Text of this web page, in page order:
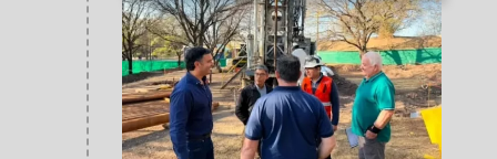
05/08/2026 La obra permitirá
incrementar la disponibilidad de agua
potable y mejorar la presión del servicio
en barrio Gran Bourg. Forma parte del
plan de infraestructura que impulsa el
Gobierno de Gustavo Sáenz para
fortalecer el sistema de abastecimiento.